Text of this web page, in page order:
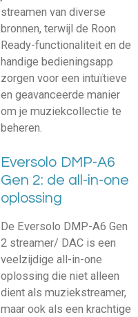
streamen van diverse
bronnen, terwijl de Roon
Ready-functionaliteit en de
handige bedieningsapp
zorgen voor een intuïtieve
en geavanceerde manier
om je muziekcollectie te
beheren.
Eversolo DMP-A6
Gen 2: de all-in-one
oplossing
De Eversolo DMP-A6 Gen
2 streamer/ DAC is een
veelzijdige all-in-one
oplossing die niet alleen
dient als muziekstreamer,
maar ook als een krachtige